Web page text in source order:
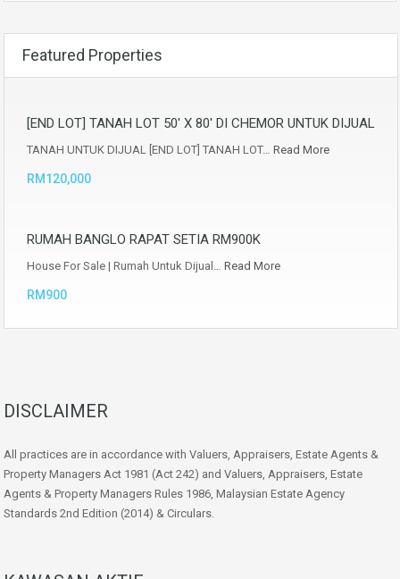
Featured Properties
[END LOT] TANAH LOT 50′ X 80′ DI CHEMOR UNTUK DIJUAL
TANAH UNTUK DIJUAL [END LOT] TANAH LOT… Read More
RM120,000
RUMAH BANGLO RAPAT SETIA RM900K
House For Sale | Rumah Untuk Dijual… Read More
RM900
DISCLAIMER
All practices are in accordance with Valuers, Appraisers, Estate Agents &
Property Managers Act 1981 (Act 242) and Valuers, Appraisers, Estate
Agents & Property Managers Rules 1986, Malaysian Estate Agency
Standards 2nd Edition (2014) & Circulars.